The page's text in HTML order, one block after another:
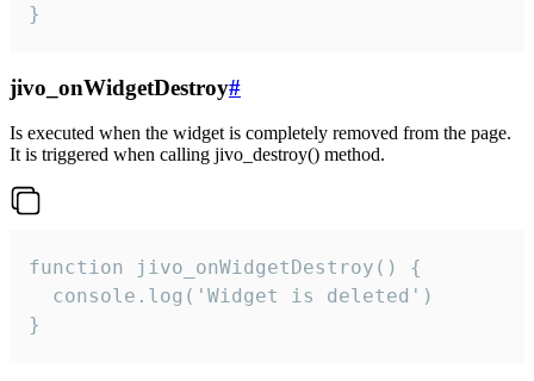
}
jivo_onWidgetDestroy#
Is executed when the widget is completely removed from the page.
It is triggered when calling jivo_destroy() method.
function jivo_onWidgetDestroy() {
  console.log('Widget is deleted')
}